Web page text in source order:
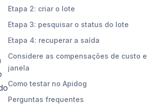
Etapa 2: criar o lote
Etapa 3: pesquisar o status do lote
Etapa 4: recuperar a saída
Considere as compensações de custo e
janela
Como testar no Apidog
Perguntas frequentes